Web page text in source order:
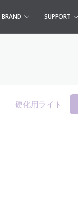
BRAND SUPPORT
硬化用ライト